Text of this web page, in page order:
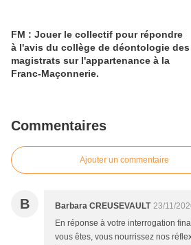
FM : Jouer le collectif pour répondre
à l'avis du collège de déontologie des
magistrats sur l'appartenance à la
Franc-Maçonnerie.
Commentaires
Ajouter un commentaire
B Barbara CREUSEVAULT 23/11/
En réponse à votre interrogation
vous êtes, vous nourrissez nos